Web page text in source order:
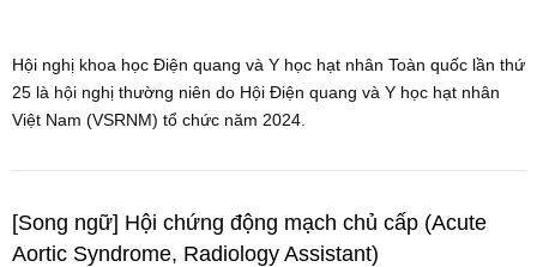
Hội nghị khoa học Điện quang và Y học hạt nhân Toàn quốc lần thứ
25 là hội nghị thường niên do Hội Điện quang và Y học hạt nhân
Việt Nam (VSRNM) tổ chức năm 2024.
[Song ngữ] Hội chứng động mạch chủ cấp (Acute
Aortic Syndrome, Radiology Assistant)